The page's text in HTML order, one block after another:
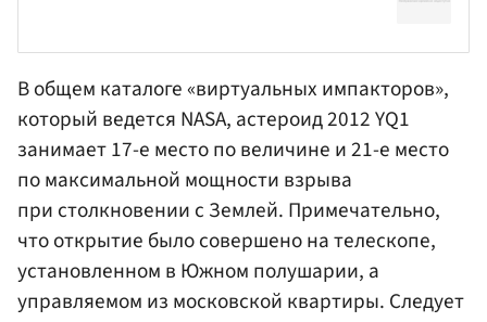
В общем каталоге «виртуальных импакторов»,
который ведется NASA, астероид 2012 YQ1
занимает 17-е место по величине и 21-е место
по максимальной мощности взрыва
при столкновении с Землей. Примечательно,
что открытие было совершено на телескопе,
установленном в Южном полушарии, а
управляемом из московской квартиры. Следует